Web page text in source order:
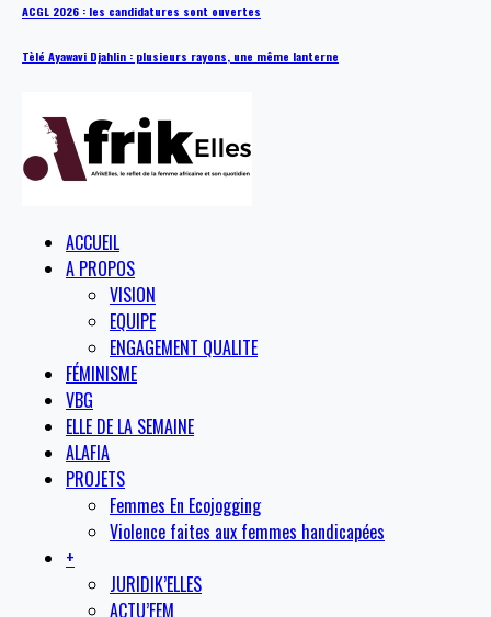
ACGL 2026 : les candidatures sont ouvertes
Tèlé Ayawavi Djahlin : plusieurs rayons, une même lanterne
ACCUEIL
A PROPOS
VISION
EQUIPE
ENGAGEMENT QUALITE
FÉMINISME
VBG
ELLE DE LA SEMAINE
ALAFIA
PROJETS
Femmes En Ecojogging
Violence faites aux femmes handicapées
+
JURIDIK’ELLES
ACTU’FEM